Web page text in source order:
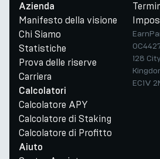
Azienda
Manifesto della visione
Chi Siamo
Statistiche
Prova delle riserve
Carriera
Calcolatori
Calcolatore APY
Calcolatore di Staking
Calcolatore di Profitto
Aiuto
128
EC1V